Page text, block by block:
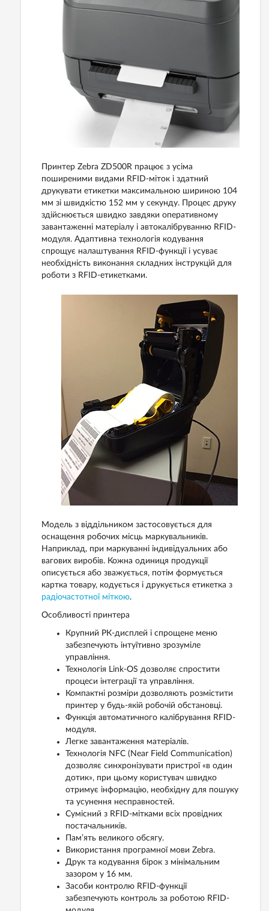
Принтер Zebra ZD500R працює з усіма
поширеними видами RFID-міток і здатний
друкувати етикетки максимальною шириною 104
мм зі швидкістю 152 мм у секунду. Процес друку
здійснюється швидко завдяки оперативному
завантаженні матеріалу і автокалібруванню RFID-
модуля. Адаптивна технологія кодування
спрощує налаштування RFID-функції і усуває
необхідність виконання складних інструкцій для
роботи з RFID-етикетками.
Модель з віддільником застосовується для
оснащення робочих місць маркувальників.
Наприклад, при маркуванні індивідуальних або
вагових виробів. Кожна одиниця продукції
описується або зважується, потім формується
картка товару, кодується і друкується етикетка з
радіочастотної міткою.
Особливості принтера
Крупний РК-дисплей і спрощене меню
забезпечують інтуїтивно зрозуміле
управління.
Технологія Link-OS дозволяє спростити
процеси інтеграції та управління.
Компактні розміри дозволяють розмістити
принтер у будь-якій робочій обстановці.
Функція автоматичного калібрування RFID-
модуля.
Легке завантаження матеріалів.
Технологія NFC (Near Field Communication)
дозволяє синхронізувати пристрої «в один
дотик», при цьому користувач швидко
отримує інформацію, необхідну для пошуку
та усунення несправностей.
Сумісний з RFID-мітками всіх провідних
постачальників.
Пам’ять великого обсягу.
Використання програмної мови Zebra.
Друк та кодування бірок з мінімальним
зазором у 16 мм.
Засоби контролю RFID-функції
забезпечують контроль за роботою RFID-